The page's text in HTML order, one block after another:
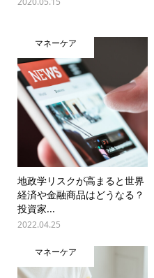
マネーケア
地政学リスクが高まると世界
経済や金融商品はどうなる？
投資家...
2022.04.25
マネーケア